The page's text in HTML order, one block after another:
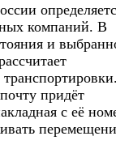
компаний. В
и
придёт
с её